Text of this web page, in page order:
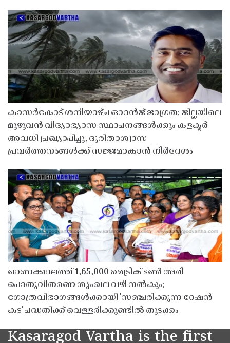
കാസർകോട് ശനിയാഴ്ച ഓറൻജ് ജാഗ്രത; ജില്ലയിലെ
മുഴുവൻ വിദ്യാഭ്യാസ സ്ഥാപനങ്ങൾക്കും കളക്ടർ
അവധി പ്രഖ്യാപിച്ചു, ദുരിതാശ്വാസ
പ്രവർത്തനങ്ങൾക്ക് സജ്ജമാകാൻ നിർദേശം
ഓണക്കാലത്ത് 1,65,000 മെട്രിക് ടൺ അരി
പൊതുവിതരണ ശൃംഖല വഴി നൽകും;
ഗോത്രവിഭാഗങ്ങൾക്കായി 'സഞ്ചരിക്കുന്ന റേഷൻ
കട' പദ്ധതിക്ക് വെള്ളരിക്കുണ്ടിൽ തുടക്കം
Kasaragod Vartha is the first